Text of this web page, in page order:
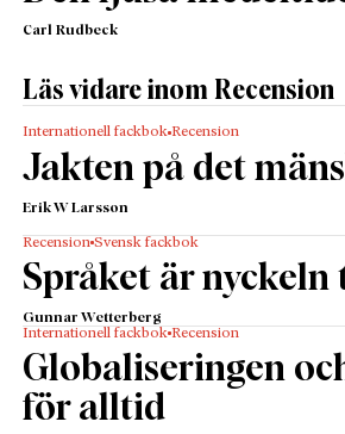
Carl Rudbeck
Läs vidare inom Recension
Internationell fackbok Recension
Jakten på det
Erik W Larsson
Recension Svensk fackbok
Språket är
Gunnar Wetterberg
Internationell fackbok Recension
Globaliseringen
för alltid